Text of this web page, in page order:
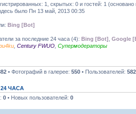
1, скрытых: 0 и гостей: 1
было Пн 13 май, 2013 00:35
Bing [Bot]
за последние 24 часа (4): Bing [Bot] Google
Century FWUO Супермодераторы
• Фотографий в галерее: 550 • Пользователей: 582
ЧАСА
0 • Новых пользователей: 0